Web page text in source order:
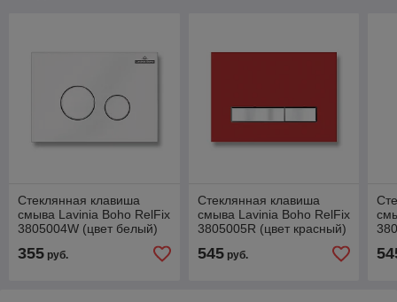
Стеклянная клавиша
смыва Lavinia Boho RelFix
3805004W (цвет белый)
355 руб.
Стеклянная клавиша
смыва Lavinia Boho RelFix
3805005R (цвет красный)
545руб.